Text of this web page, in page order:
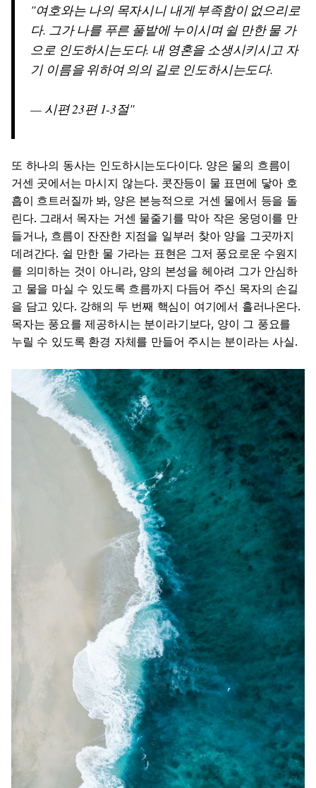
여호와는 나의 목자시니 내게 부족함이 없으리로
다. 그가 나를 푸른 풀밭에 누이시며 쉴 만한 물 가
으로 인도하시는도다. 내 영혼을 소생시키시고 자
기 이름을 위하여 의의 길로 인도하시는도다.
— 시편 23편 1-3절
또 하나의 동사는 인도하시는도다이다. 양은 물의 흐름이
거센 곳에서는 마시지 않는다. 콧잔등이 물 표면에 닿아 호
흡이 흐트러질까 봐, 양은 본능적으로 거센 물에서 등을 돌
린다. 그래서 목자는 거센 물줄기를 막아 작은 웅덩이를 만
들거나, 흐름이 잔잔한 지점을 일부러 찾아 양을 그곳까지
데려간다. 쉴 만한 물 가라는 표현은 그저 풍요로운 수원지
를 의미하는 것이 아니라, 양의 본성을 헤아려 그가 안심하
고 물을 마실 수 있도록 흐름까지 다듬어 주신 목자의 손길
을 담고 있다. 강해의 두 번째 핵심이 여기에서 흘러나온다.
목자는 풍요를 제공하시는 분이라기보다, 양이 그 풍요를
누릴 수 있도록 환경 자체를 만들어 주시는 분이라는 사실.